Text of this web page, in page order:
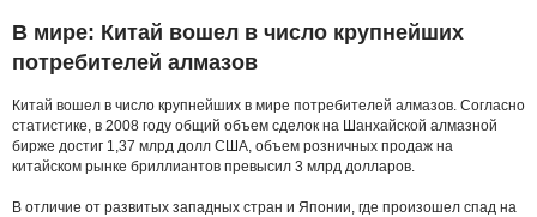
В мире: Китай вошел в число крупнейших
потребителей алмазов
Китай вошел в число крупнейших в мире потребителей алмазов. Согласно
статистике, в 2008 году общий объем сделок на Шанхайской алмазной
бирже достиг 1,37 млрд долл США, объем розничных продаж на
китайском рынке бриллиантов превысил 3 млрд долларов.
В отличие от развитых западных стран и Японии, где произошел спад на